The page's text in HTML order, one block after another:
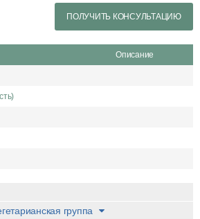
ПОЛУЧИТЬ КОНСУЛЬТАЦИЮ
Описание
группа